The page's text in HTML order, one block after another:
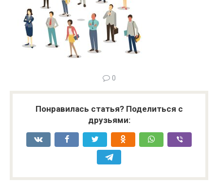
0
Понравилась статья? Поделиться с
друзьями: